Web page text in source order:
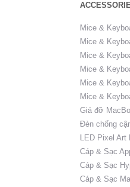
Mice &
Mice &
Mice &
Mice &
Mice &
Mice &
Giá đỡ
Đèn chống
LED Pixel Art
Cáp & Sạc
Cáp & Sạc
Cáp & Sạc